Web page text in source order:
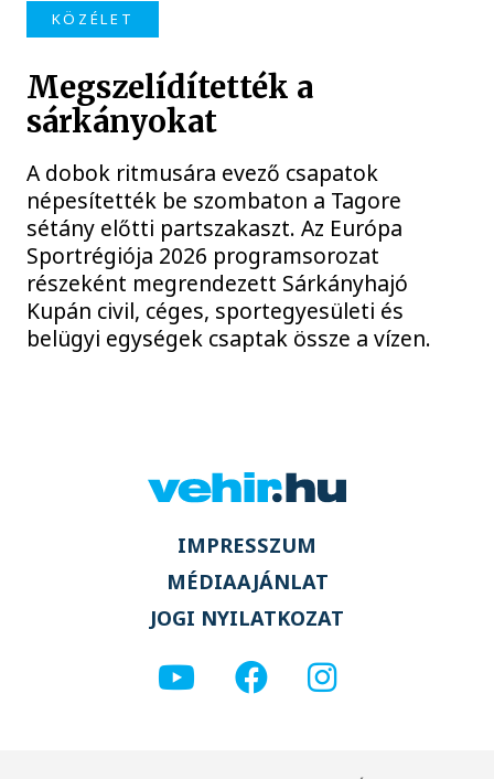
KÖZÉLET
Megszelídítették a
sárkányokat
A dobok ritmusára evező csapatok
népesítették be szombaton a Tagore
sétány előtti partszakaszt. Az Európa
Sportrégiója 2026 programsorozat
részeként megrendezett Sárkányhajó
Kupán civil, céges, sportegyesületi és
belügyi egységek csaptak össze a vízen.
IMPRESSZUM
MÉDIAAJÁNLAT
JOGI NYILATKOZAT